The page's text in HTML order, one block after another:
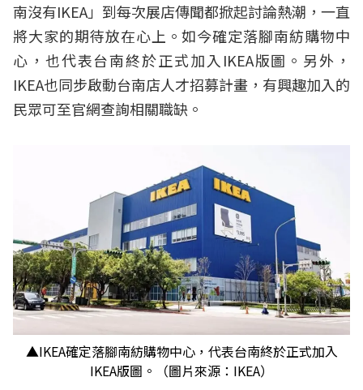
南沒有IKEA」到每次展店傳聞都掀起討論熱潮，一直
將大家的期待放在心上。如今確定落腳南紡購物中
心，也代表台南終於正式加入IKEA版圖。另外，
IKEA也同步啟動台南店人才招募計畫，有興趣加入的
民眾可至官網查詢相關職缺。
▲IKEA確定落腳南紡購物中心，代表台南終於正式加入
IKEA版圖。（圖片來源：IKEA）